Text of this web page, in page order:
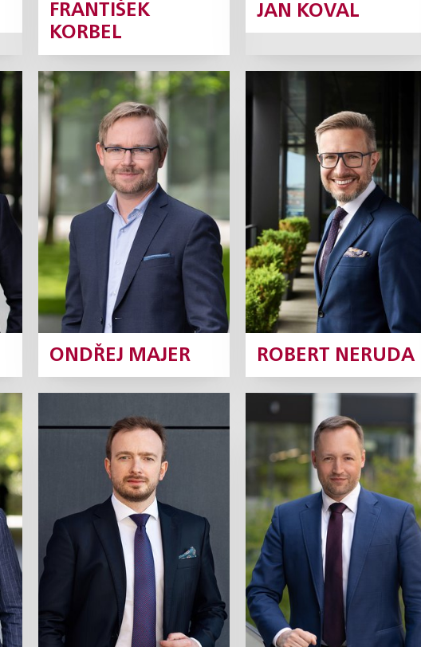
FRANTIŠEK
KORBEL
JAN KOVAL
ONDŘEJ MAJER
Ondřej Majer
Partner
Profil
ROBERT NERUDA
Robert Neruda
Partner
Profil
Štěpán Štarha
Partner
Profil
Jan Šturm
Partner
Profil